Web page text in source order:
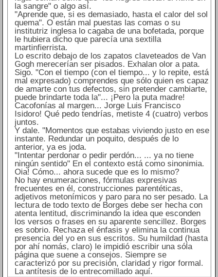
la sangre" o algo así.
"Aprende que, si es demasiado, hasta el calor del sol
quema". O están mal puestas las comas o su
institutriz inglesa lo cagaba de una bofetada, porque
le hubiera dicho que parecía una sextilla
martinfierrista.
Lo escrito debajo de los zapatos claveteados de Van
Gogh merecerían ser pisados. Exhalan olor a pata.
Sigo. "Con el tiempo (con el tiempo... y lo repite, está
mal expresado) comprendes que sólo quien es capaz
de amarte con tus defectos, sin pretender cambiarte,
puede brindarte toda la"... ¡Pero la puta madre!
Cacofonías al margen... Jorge Luis Francisco
Isidoro! Qué pedo tendrías, metiste 4 (cuatro) verbos
juntos.
Y dale. "Momentos que estabas viviendo justo en ese
instante. Redundar un poquito, después de lo
anterior, ya es joda.
"Intentar perdonar o pedir perdón... ... ya no tiene
ningún sentido" En el contexto está como sinonimia.
Oia! Cómo... ahora sucede que es lo mismo?
No hay enumeraciones, fórmulas expresivas
frecuentes en él, construcciones parentéticas,
adjetivos metonímicos y paro para no ser pesado. La
lectura de todo texto de Borges debe ser hecha con
atenta lentitud, discriminando la idea que esconden
los versos o frases en su aparente sencillez. Borges
es sobrio. Rechaza el énfasis y elimina la continua
presencia del yo en sus escritos. Su humildad (hasta
por ahí nomás, claro) le impidió escribir una sóla
página que suene a consejos. Siempre se
caracterizó por su precisión, claridad y rigor formal.
La antítesis de lo entrecomillado aquí.